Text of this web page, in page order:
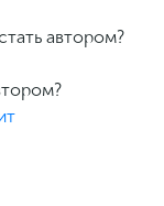
автором?